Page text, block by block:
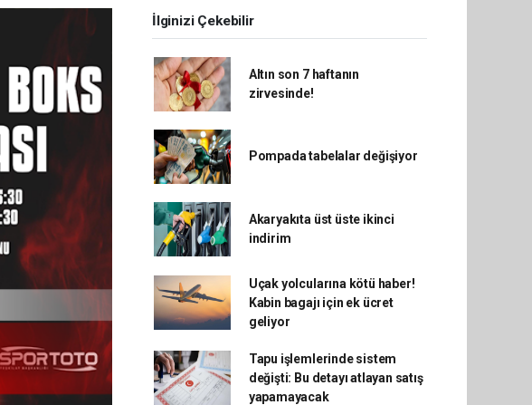
İlginizi Çekebilir
Altın son 7 haftanın
zirvesinde!
Pompada tabelalar değişiyor
Akaryakıta üst üste ikinci
indirim
Uçak yolcularına kötü haber!
Kabin bagajı için ek ücret
geliyor
Tapu işlemlerinde sistem
değişti: Bu detayı atlayan satış
yapamayacak